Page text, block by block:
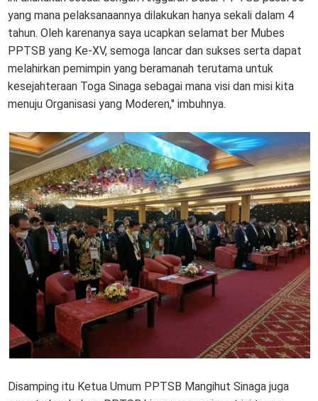
yang mana pelaksanaannya dilakukan hanya sekali dalam 4
tahun. Oleh karenanya saya ucapkan selamat ber Mubes
PPTSB yang Ke-XV, semoga lancar dan sukses serta dapat
melahirkan pemimpin yang beramanah terutama untuk
kesejahteraan Toga Sinaga sebagai mana visi dan misi kita
menuju Organisasi yang Moderen," imbuhnya.
Disamping itu Ketua Umum PPTSB Mangihut Sinaga juga